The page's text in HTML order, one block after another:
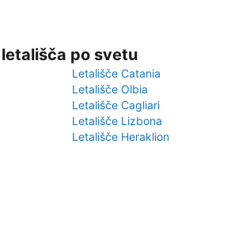
po svetu
Letališče Catania
Letališče Olbia
Letališče Cagliari
Letališče Lizbona
Letališče Heraklion